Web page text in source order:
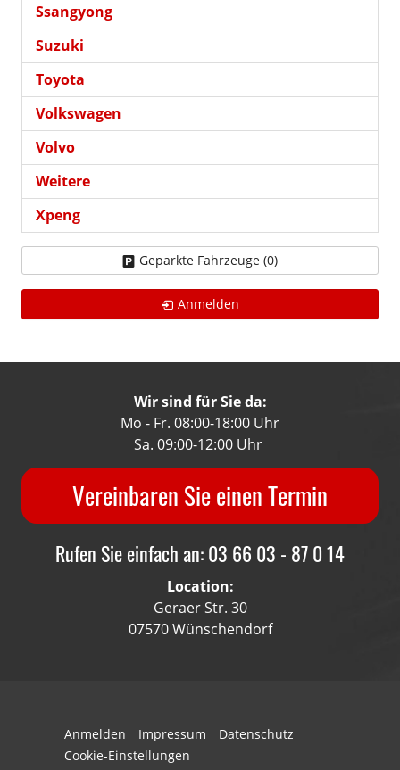
Ssangyong
Suzuki
Toyota
Volkswagen
Volvo
Weitere
Xpeng
Geparkte Fahrzeuge (0)
Anmelden
Wir sind für Sie da:
Mo - Fr. 08:00-18:00 Uhr
Sa. 09:00-12:00 Uhr
Vereinbaren Sie einen Termin
Rufen Sie einfach an: 03 66 03 - 87 0 14
Location:
Geraer Str. 30
07570 Wünschendorf
Anmelden Impressum
Datenschutz
Cookie-Einstellungen